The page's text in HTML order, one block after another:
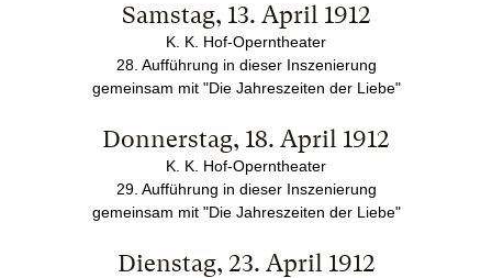
Samstag, 13. April 1912
K. K. Hof-Operntheater
28. Aufführung in dieser Inszenierung
gemeinsam mit "Die Jahreszeiten der Liebe"
Donnerstag, 18. April 1912
K. K. Hof-Operntheater
29. Aufführung in dieser Inszenierung
gemeinsam mit "Die Jahreszeiten der Liebe"
Dienstag, 23. April 1912